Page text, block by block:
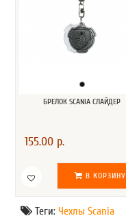
БРЕЛОК SCANIA СЛАЙДЕР
155.00 р.
В КОРЗИНУ
Теги: Чехлы Scania